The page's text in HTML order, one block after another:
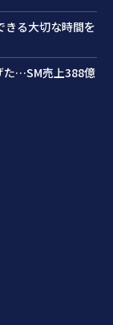
る大切な時間を
た…SM売上388億